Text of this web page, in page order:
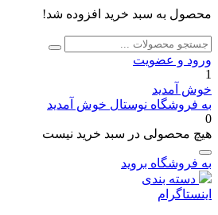
محصول به سبد خرید افزوده شد!
جستجو
برای:
جستجو
ورود و عضویت
1
خوش آمدید
به فروشگاه نوستال خوش آمدید
0
هیچ محصولی در سبد خرید نیست
به فروشگاه بروید
دسته بندی
اینستاگرام